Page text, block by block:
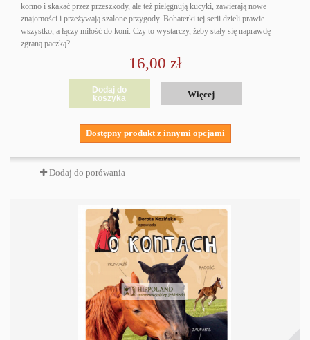
konno i skakać przez przeszkody, ale też pielęgnują kucyki, zawierają nowe
znajomości i przeżywają szalone przygody. Bohaterki tej serii dzieli prawie
wszystko, a łączy miłość do koni. Czy to wystarczy, żeby stały się naprawdę
zgraną paczką?
16,00 zł
Dodaj do
koszyka
Więcej
Dostępny produkt z innymi opcjami
Dodaj do porówania